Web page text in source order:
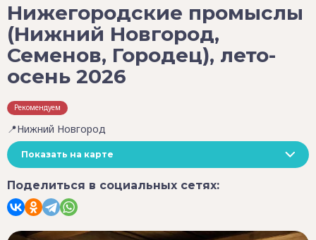
Нижегородские промыслы
(Нижний Новгород,
Семенов, Городец), лето-
осень 2026
📍Нижний Новгород
Показать на карте
Рекомендуем
Поделиться в социальных сетях: